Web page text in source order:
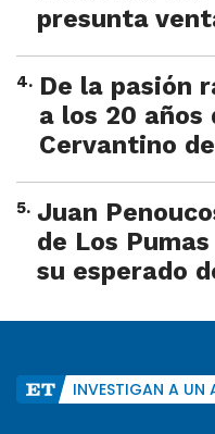
presunta
4. De la pasión
a los 20
Cervantino
5. Juan
de Los
su esperado
INVESTIGAN A UN